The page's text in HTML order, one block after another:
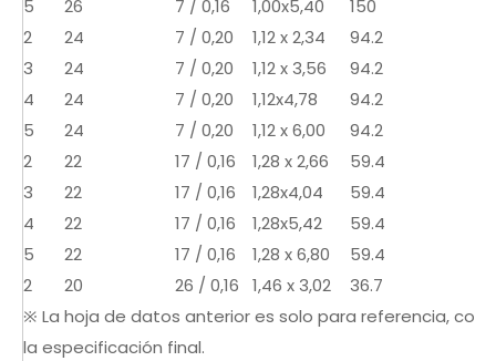
5
26 7 / 0,16 1,00x5,40
150
2
24 7 / 0,20 1,12 x 2,34
94.2
3
24 7 / 0,20 1,12 x 3,56
94.2
4
24 7 / 0,20 1,12x4,78
94.2
5
24 7 / 0,20 1,12 x 6,00
94.2
2
22 17 / 0,16 1,28 x 2,66
59.4
3
22 17 / 0,16 1,28x4,04
59.4
4
22 17 / 0,16 1,28x5,42
59.4
5
22 17 / 0,16 1,28 x 6,80
59.4
2
20 26 / 0,16 1,46 x 3,02
36.7
※ La hoja de datos anterior es solo para referencia,
la especificación final.